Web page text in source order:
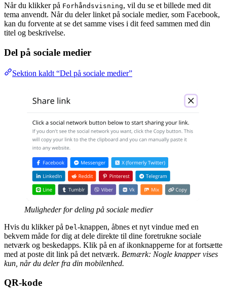
Når du klikker på Forhåndsvisning, vil du se et billede med dit
tema anvendt. Når du deler linket på sociale medier, som Facebook,
kan du forvente at se det samme vises i dit feed sammen med din
titel og beskrivelse.
Del på sociale medier
Sektion kaldt “Del på sociale medier”
Muligheder for deling på sociale medier
Hvis du klikker på Del -knappen, åbnes et nyt vindue med en
bekvem måde for dig at dele direkte til dine foretrukne sociale
netværk og beskedapps. Klik på en af ikonknapperne for at fortsætte
med at poste dit link på det netværk. Bemærk: Nogle knapper vises
kun, når du deler fra din mobilenhed.
QR-kode